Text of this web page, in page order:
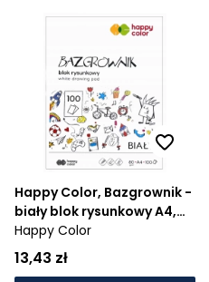
Happy Color, Bazgrownik -
biały blok rysunkowy A4,
100 kartek
Happy Color
13,43 zł